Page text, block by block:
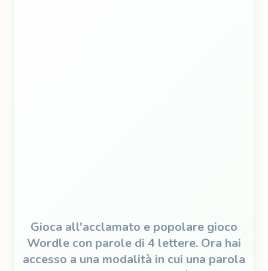
Gioca all'acclamato e popolare gioco
Wordle con parole di 4 lettere. Ora hai
accesso a una modalità in cui una parola